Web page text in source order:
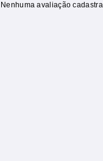
Nenhuma avaliação